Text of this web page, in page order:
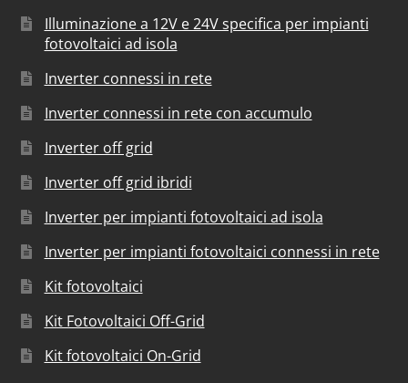
Illuminazione a 12V e 24V specifica per impianti
fotovoltaici ad isola
Inverter connessi in rete
Inverter connessi in rete con accumulo
Inverter off grid
Inverter off grid ibridi
Inverter per impianti fotovoltaici ad isola
Inverter per impianti fotovoltaici connessi in rete
Kit fotovoltaici
Kit Fotovoltaici Off-Grid
Kit fotovoltaici On-Grid